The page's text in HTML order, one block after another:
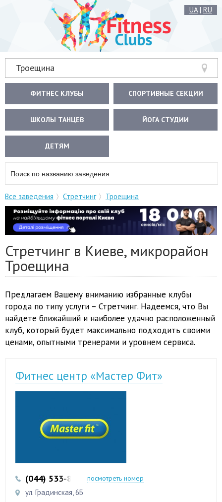
UA| RU
Троещина
ФИТНЕС КЛУБЫ СПОРТИВНЫЕ СЕКЦИИ
ШКОЛЫ ТАНЦЕВ ЙОГА СТУДИИ
ДЕТЯМ
Все заведения Стретчинг Троещина
Стретчинг в Киеве, микрорайон
Троещина
Предлагаем Вашему вниманию избранные клубы
города по типу услуги – Стретчинг. Надеемся, что Вы
найдете ближайший и наиболее удачно расположенный
клуб, который будет максимально подходить своими
ценами, опытными тренерами и уровнем сервиса.
Фитнес центр «Мастер Фит»
(044) 533-87-87 (044) 353-12-00
посмотреть номер
ул. Градинская, 6Б